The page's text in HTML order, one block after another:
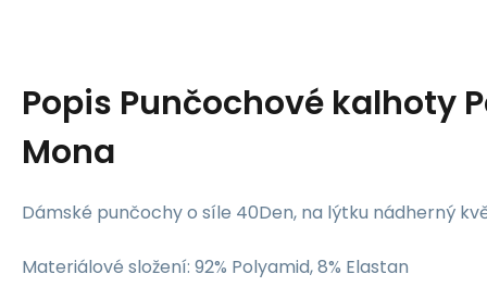
Popis Punčochové kalhoty
Mona
Dámské punčochy o síle 40Den, na lýtku nádherný
Materiálové složení: 92% Polyamid, 8% Elastan